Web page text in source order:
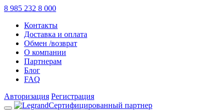
8 985 232 8 000
Контакты
Доставка и оплата
Обмен /возврат
О компании
Партнерам
Блог
FAQ
Авторизация Регистрация
Сертифицированный партнер